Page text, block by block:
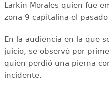
Larkin Morales quien fue
zona 9 capitalina el
En la audiencia en la que
juicio, se observó por
quien perdió una pierna
incidente.